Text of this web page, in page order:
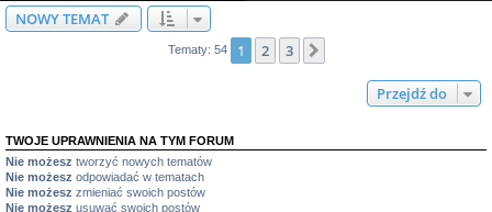
NOWY TEMAT
Tematy: 54 1 2 3
Przejdź do
TWOJE UPRAWNIENIA NA TYM FORUM
Nie możesz tworzyć nowych tematów
Nie możesz odpowiadać w tematach
Nie możesz zmieniać swoich postów
Nie możesz usuwać swoich postów